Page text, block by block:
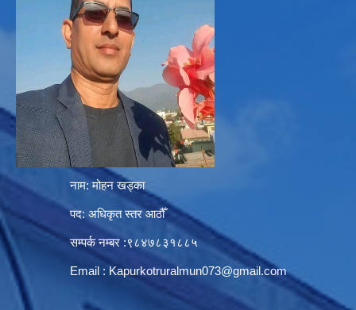
नाम: मोहन खड्का
पद: अधिकृत स्तर आठौँ
सम्पर्क नम्बर :९८४७८३१८८५
Email : Kapurkotruralmun073@gmail.com